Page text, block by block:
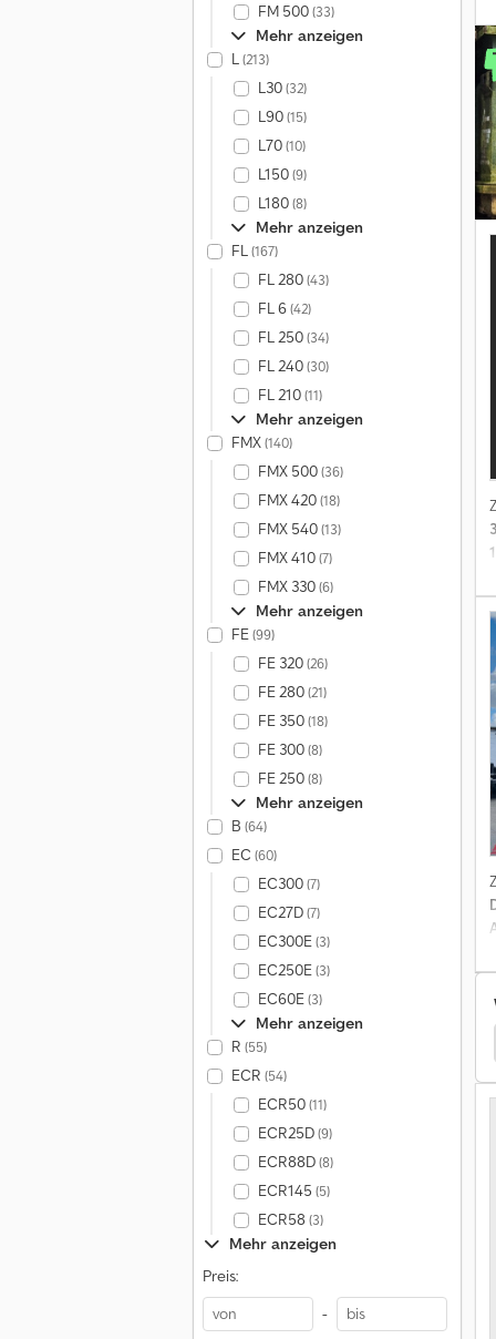
FM 500(33)
Mehr anzeigen
L(213)
L30(32)
L90(15)
L70(10)
L150(9)
L180(8)
Mehr anzeigen
FL(167)
FL 280(43)
FL 6(42)
FL 250(34)
FL 240(30)
FL 210(11)
Mehr anzeigen
FMX(140)
FMX 500(36)
FMX 420(18)
FMX 540(13)
FMX 410(7)
FMX 330(6)
Mehr anzeigen
FE(99)
FE 320(26)
FE 280(21)
FE 350(18)
FE 300(8)
FE 250(8)
Mehr anzeigen
B (64)
EC (60)
EC300(7)
EC27D(7)
EC300E(3)
EC250E(3)
EC60E(3)
Mehr anzeigen
R (55)
ECR (54)
ECR50(11)
ECR25D(9)
ECR88D(8)
ECR145 (5)
ECR58 (3)
Mehr anzeigen
Preis:
-
Ginaf Lkw Fahrgestell